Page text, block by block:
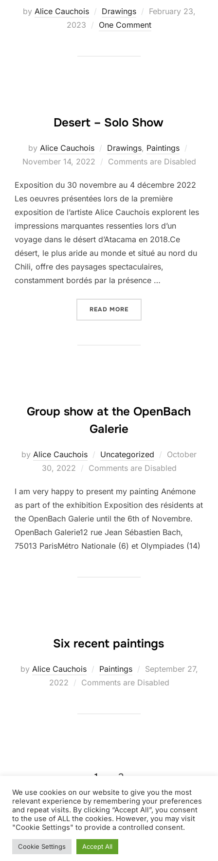
by Alice Cauchois Drawings
Posted
on
February 23,
2023
One Comment
Desert – Solo Show
by Alice Cauchois Drawings, Paintings
on
November 14, 2022 Comments are Disabled
Exposition du 30 novembre au 4 décembre 2022
Les oeuvres présentées lors de la première
exposition de l’artiste Alice Cauchois explorent les
impressions marquantes ressenties lors d’un
voyage dans le désert d’Atacama en 2018.Ce
désert, le plus aride au monde et situé au nord du
Chili, offre des paysages spectaculaires,
constamment bordés par la présence …
READ MORE
Group show at the OpenBach
Galerie
by Alice Cauchois Uncategorized
Posted
on
October
30, 2022
Comments are Disabled
I am very happy to present my painting Anémone
as part of the exhibition Exposition des résidents at
the OpenBach Galerie until the 6th of Novembre.
OpenBach Galerie12 rue Jean Sébastien Bach,
75013 ParisMétro Nationale (6) et Olympiades (14)
Six recent paintings
by Alice Cauchois Paintings
Posted
on
September 27,
2022
Comments are Disabled
pagination
1 2
Copyright © 2026 ALICE CAUCHOIS
Inspiro Themeby
We use cookies on our website to give you the most
relevant experience by remembering your preferences
and repeat visits. By clicking “Accept All”, you consent
to the use of ALL the cookies. However, you may visit
"Cookie Settings" to provide a controlled consent.
Cookie Settings Accept All